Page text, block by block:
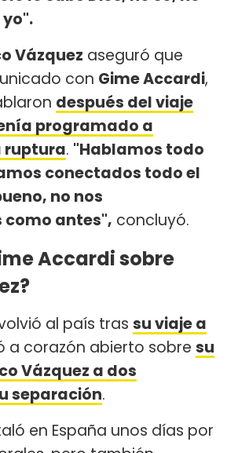
Vázquez aseguró que
con Gime Accardi,
después del viaje
programado a
ruptura. "Hablamos todo
conectados todo el
no nos
antes", concluyó.
Accardi sobre
al país tras su viaje a
a corazón abierto sobre su
Vázquez ​a dos
separación.
en España unos días por